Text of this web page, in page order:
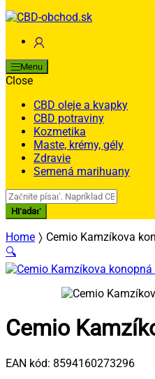
Menu
Close
CBD oleje a kvapky
CBD potraviny
Kozmetika
Maste, krémy, gély
Zdravie
Semená marihuany
Search
for:
Hľadať
Home
Cemio Kamzíkova
🔍
Cemio
EAN kód: 8594160273296